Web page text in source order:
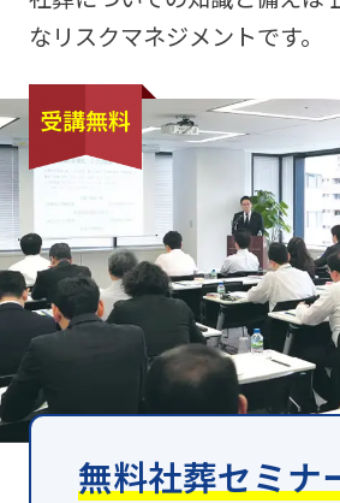
なリスクマネジメントです。
無料社葬セミナ